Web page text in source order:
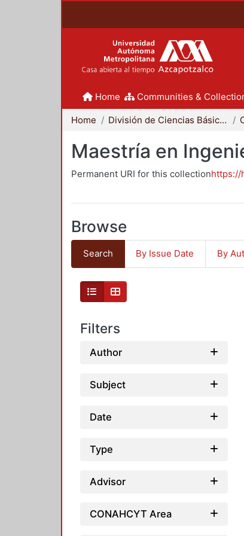
Home Communities &
Home División de Ciencias Básicas e Ingeniería
Maestría en
Permanent URI for this collectionhttps://
Browse
Search By Issue Date By
Filters
Author
Subject
Date
Type
Advisor
CONAHCYT Area